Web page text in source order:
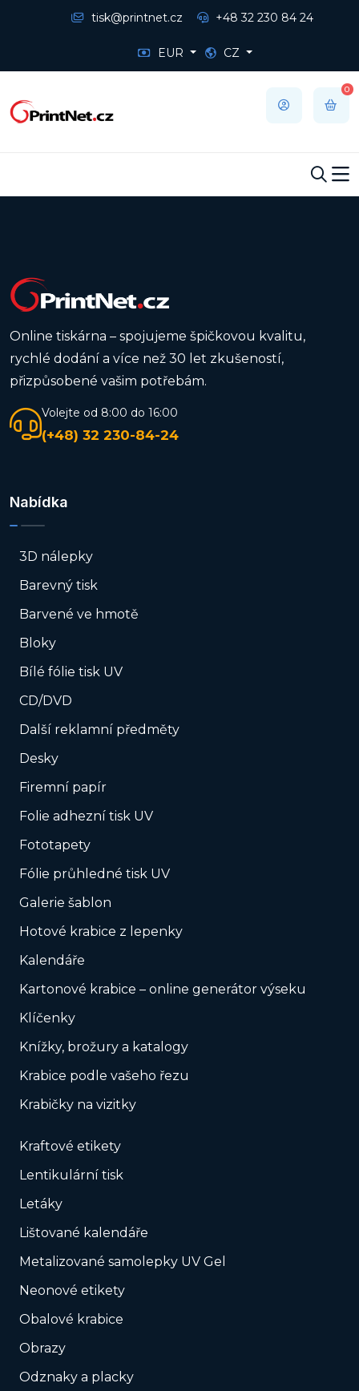
tisk@printnet.cz +48 32 230 84 24
EUR CZ
0
Online tiskárna – spojujeme špičkovou kvalitu,
rychlé dodání a více než 30 let zkušeností,
přizpůsobené vašim potřebám.
Volejte od 8:00 do 16:00
(+48) 32 230-84-24
Nabídka
3D nálepky
Barevný tisk
Barvené ve hmotě
Bloky
Bílé fólie tisk UV
CD/DVD
Další reklamní předměty
Desky
Firemní papír
Folie adhezní tisk UV
Fototapety
Fólie průhledné tisk UV
Galerie šablon
Hotové krabice z lepenky
Kalendáře
Kartonové krabice – online generátor výseku
Klíčenky
Knížky, brožury a katalogy
Krabice podle vašeho řezu
Krabičky na vizitky
Kraftové etikety
Lentikulární tisk
Letáky
Lištované kalendáře
Metalizované samolepky UV Gel
Neonové etikety
Obalové krabice
Obrazy
Odznaky a placky